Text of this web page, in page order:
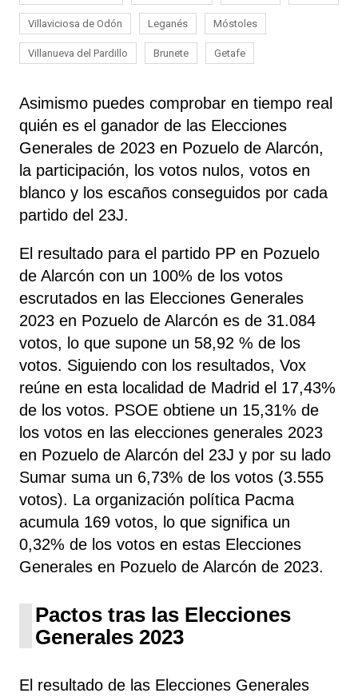
Villaviciosa de Odón Leganés Móstoles
Villanueva del Pardillo Brunete Getafe
Asimismo puedes comprobar en tiempo real
quién es el ganador de las Elecciones
Generales de 2023 en Pozuelo de Alarcón,
la participación, los votos nulos, votos en
blanco y los escaños conseguidos por cada
partido del 23J.
El resultado para el partido PP en Pozuelo
de Alarcón con un 100% de los votos
escrutados en las Elecciones Generales
2023 en Pozuelo de Alarcón es de 31.084
votos, lo que supone un 58,92 % de los
votos. Siguiendo con los resultados, Vox
reúne en esta localidad de Madrid el 17,43%
de los votos. PSOE obtiene un 15,31% de
los votos en las elecciones generales 2023
en Pozuelo de Alarcón del 23J y por su lado
Sumar suma un 6,73% de los votos (3.555
votos). La organización política Pacma
acumula 169 votos, lo que significa un
0,32% de los votos en estas Elecciones
Generales en Pozuelo de Alarcón de 2023.
Pactos tras las Elecciones
Generales 2023
El resultado de las Elecciones Generales